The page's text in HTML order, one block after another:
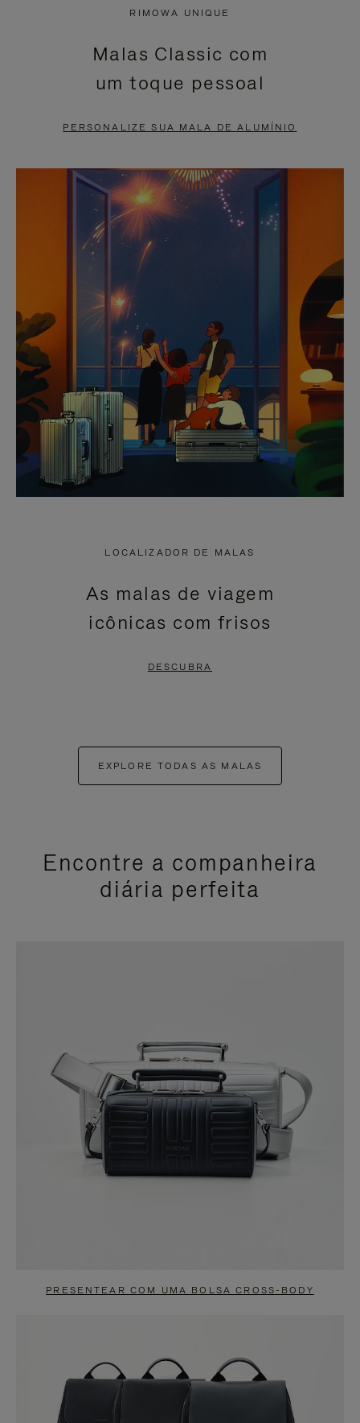
PAUSADO,
PRESSIONE
PARA
LO
SOM.
POR
FAVOR,
PARA
ATIVÁ-
LO
RIMOWA UNIQUE
Malas Classic com
um toque pessoal
PERSONALIZE SUA MALA DE ALUMÍNIO
LOCALIZADOR DE MALAS
As malas de viagem
icônicas com frisos
DESCUBRA
EXPLORE TODAS AS MALAS
Encontre a companheira
diária perfeita
PRESENTEAR COM UMA BOLSA CROSS-BODY